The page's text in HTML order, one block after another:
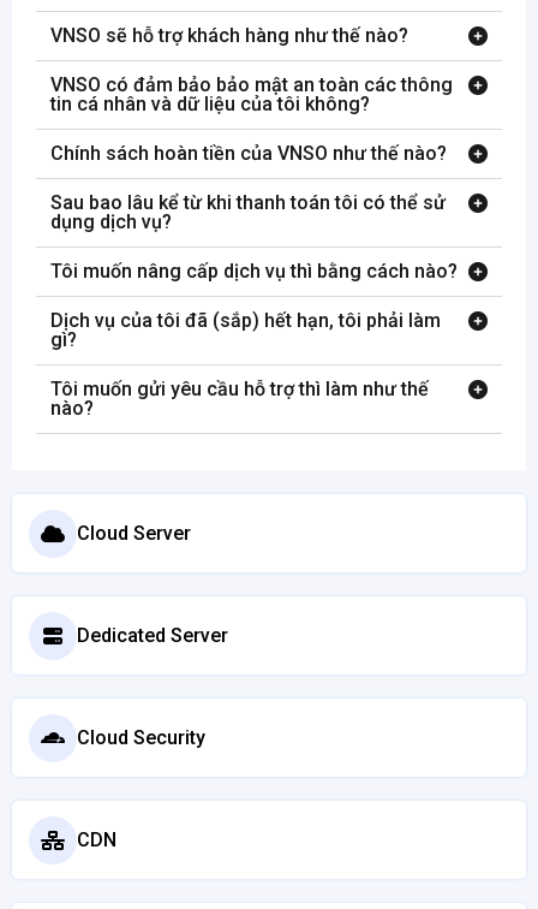
VNSO sẽ hỗ trợ khách hàng như thế nào?
VNSO có đảm bảo bảo mật an toàn các thông
tin cá nhân và dữ liệu của tôi không?
Chính sách hoàn tiền của VNSO như thế nào?
Sau bao lâu kể từ khi thanh toán tôi có thể sử
dụng dịch vụ?
Tôi muốn nâng cấp dịch vụ thì bằng cách nào?
Dịch vụ của tôi đã (sắp) hết hạn, tôi phải làm
gì?
Tôi muốn gửi yêu cầu hỗ trợ thì làm như thế
nào?
Cloud Server
Dedicated Server
Cloud Security
CDN